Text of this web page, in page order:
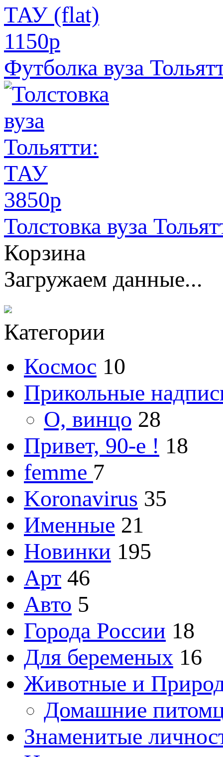
1150p
Футболка вуза
3850p
Толстовка вуза
Корзина
Загружаем данные...
Категории
Космос 10
Прикольные
О, винцо 28
Привет, 90-е ! 18
femme 7
Koronavirus 35
Именные 21
Новинки 195
Арт 46
Авто 5
Города России 18
Для беременых 16
Животные и
Домашние
Знаменитые